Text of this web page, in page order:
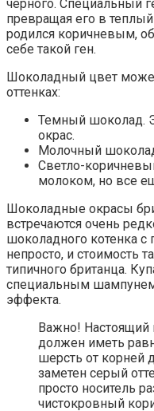
черного. Специальный
превращая его в
родился коричневым,
себе такой ген.
Шоколадный цвет
оттенках:
Темный шоколад.
окрас.
Молочный
Светло-
молоком, но все
Шоколадные окрасы
встречаются очень
шоколадного котенка
непросто, и стоимость
типичного британца.
специальным
эффекта.
Важно!
должен иметь
шерсть от корней
заметен серый
просто носитель
чистокровный